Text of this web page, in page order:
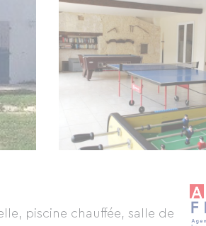
piscine chauffée, salle de